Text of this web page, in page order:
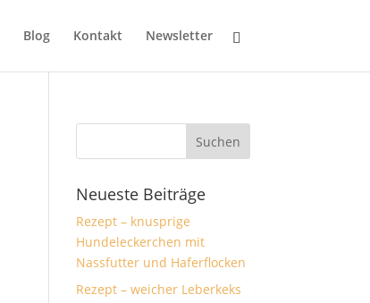
Blog Kontakt Newsletter
Neueste Beiträge
Rezept – knusprige
Hundeleckerchen mit
Nassfutter und Haferflocken
Rezept – weicher Leberkeks